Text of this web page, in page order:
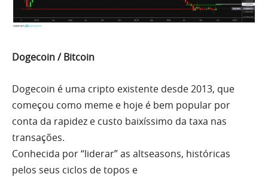
Dogecoin / Bitcoin
Dogecoin é uma cripto existente desde 2013, que
começou como meme e hoje é bem popular por
conta da rapidez e custo baixíssimo da taxa nas
transações.
Conhecida por “liderar” as altseasons, históricas
pelos seus ciclos de topos e